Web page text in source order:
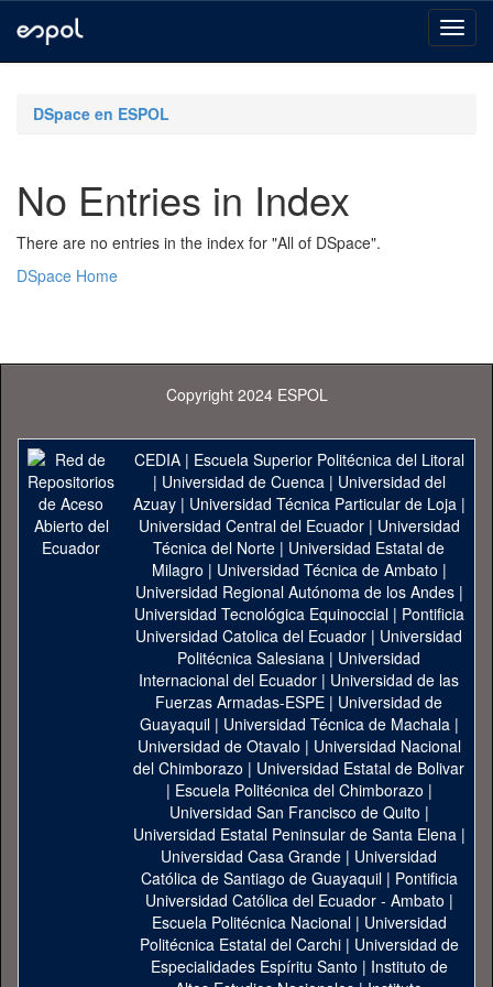
navigationDSpace en ESPOL
No Entries in Index
There are no entries in the index for "All of DSpace".
DSpace Home
Copyright 2024 ESPOL
CEDIA| Escuela Superior Politécnica del Litoral
| Universidad de Cuenca| Universidad del
Azuay| Universidad Técnica Particular de Loja|
Universidad Central del Ecuador| Universidad
Técnica del Norte | Universidad Estatal de
Milagro | Universidad Técnica de Ambato |
Universidad Regional Autónoma de los Andes|
Universidad Tecnológica Equinoccial| Pontificia
Universidad Catolica del Ecuador | Universidad
Politécnica Salesiana | Universidad
Internacional del Ecuador | Universidad de las
Fuerzas Armadas-ESPE | Universidad de
Guayaquil| Universidad Técnica de Machala|
Universidad de Otavalo | Universidad Nacional
del Chimborazo | Universidad Estatal de Bolivar
| Escuela Politécnica del Chimborazo |
Universidad San Francisco de Quito |
Universidad Estatal Peninsular de Santa Elena|
Universidad Casa Grande | Universidad
Católica de Santiago de Guayaquil| Pontificia
Universidad Católica del Ecuador - Ambato |
Escuela Politécnica Nacional| Universidad
Politécnica Estatal del Carchi| Universidad de
Especialidades Espíritu Santo | Instituto de